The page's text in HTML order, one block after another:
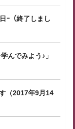
ｰ（終了しまし
んでみよう♪」
（2017年9月14